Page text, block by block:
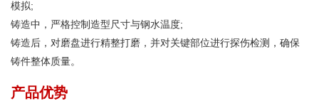
模拟;
铸造中，严格控制造型尺寸与钢水温度;
铸造后，对磨盘进行精整打磨，并对关键部位进行探伤检测，确保
铸件整体质量。
产品优势